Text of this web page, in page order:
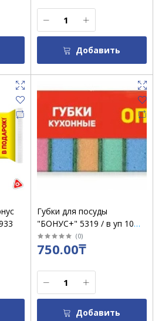
Добавить
Губки для посуды
"БОНУС+" 5319 / в уп 10
шт
(0)
750.00₸
Добавить